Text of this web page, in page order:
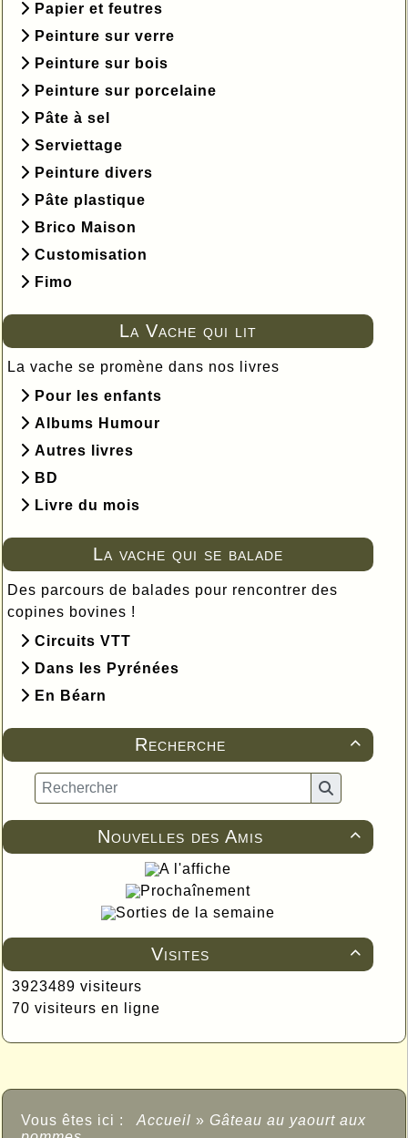
Papier et feutres
Peinture sur verre
Peinture sur bois
Peinture sur porcelaine
Pâte à sel
Serviettage
Peinture divers
Pâte plastique
Brico Maison
Customisation
Fimo
La Vache qui lit
La vache se promène dans nos livres
Pour les enfants
Albums Humour
Autres livres
BD
Livre du mois
La vache qui se balade
Des parcours de balades pour rencontrer des
copines bovines !
Circuits VTT
Dans les Pyrénées
En Béarn

Recherche

Nouvelles des Amis
A l'affiche
Prochaînement
Sorties de la semaine

Visites
3923489 visiteurs
70 visiteurs en ligne
Vous êtes ici : Accueil » Gâteau au yaourt aux